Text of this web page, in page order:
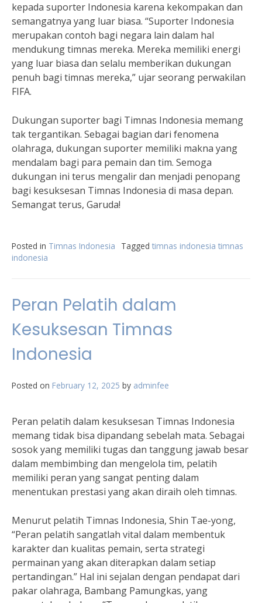
kepada suporter Indonesia karena kekompakan dan
semangatnya yang luar biasa. “Suporter Indonesia
merupakan contoh bagi negara lain dalam hal
mendukung timnas mereka. Mereka memiliki energi
yang luar biasa dan selalu memberikan dukungan
penuh bagi timnas mereka,” ujar seorang perwakilan
FIFA.
Dukungan suporter bagi Timnas Indonesia memang
tak tergantikan. Sebagai bagian dari fenomena
olahraga, dukungan suporter memiliki makna yang
mendalam bagi para pemain dan tim. Semoga
dukungan ini terus mengalir dan menjadi penopang
bagi kesuksesan Timnas Indonesia di masa depan.
Semangat terus, Garuda!
Posted in Timnas Indonesia Tagged timnas indonesia timnas
indonesia
Peran Pelatih dalam
Kesuksesan Timnas
Indonesia
Posted on February 12, 2025 by adminfee
Peran pelatih dalam kesuksesan Timnas Indonesia
memang tidak bisa dipandang sebelah mata. Sebagai
sosok yang memiliki tugas dan tanggung jawab besar
dalam membimbing dan mengelola tim, pelatih
memiliki peran yang sangat penting dalam
menentukan prestasi yang akan diraih oleh timnas.
Menurut pelatih Timnas Indonesia, Shin Tae-yong,
“Peran pelatih sangatlah vital dalam membentuk
karakter dan kualitas pemain, serta strategi
permainan yang akan diterapkan dalam setiap
pertandingan.” Hal ini sejalan dengan pendapat dari
pakar olahraga, Bambang Pamungkas, yang